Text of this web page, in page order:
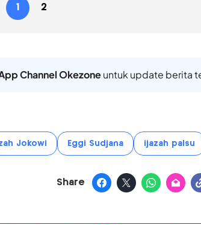
1 2
Channel Okezoneuntuk update berita
Jokowi Eggi Sudjana ijazah palsu
Share